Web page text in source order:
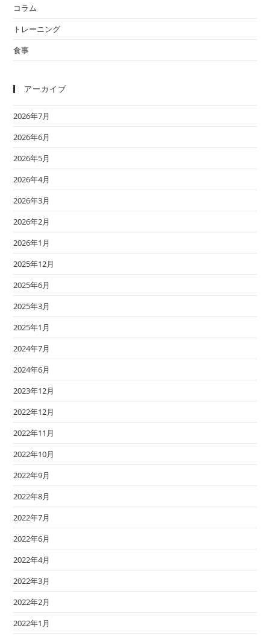
コラム
トレーニング
食事
アーカイブ
2026年7月
2026年6月
2026年5月
2026年4月
2026年3月
2026年2月
2026年1月
2025年12月
2025年6月
2025年3月
2025年1月
2024年7月
2024年6月
2023年12月
2022年12月
2022年11月
2022年10月
2022年9月
2022年8月
2022年7月
2022年6月
2022年4月
2022年3月
2022年2月
2022年1月